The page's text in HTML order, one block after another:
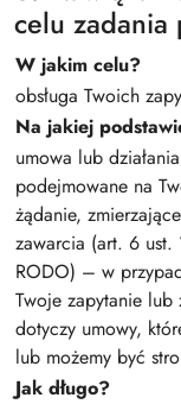
celu zadania
W jakim celu?
obsługa Twoich
Na jakiej
umowa lub działania
podejmowane na
żądanie,
zawarcia (art. 6
RODO) – w
Twoje zapytanie lub
dotyczy umowy,
lub możemy być
Jak długo?